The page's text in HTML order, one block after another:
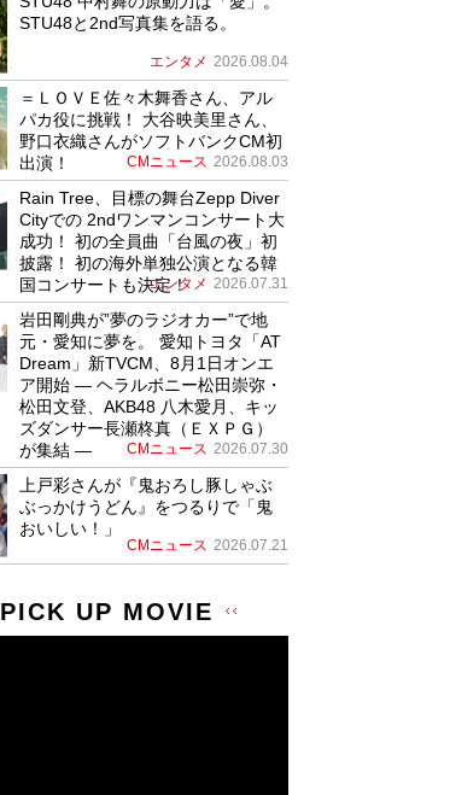
STU48と2nd写真集を語る。
エンタメ 2026.08.04
＝ＬＯＶＥ佐々木舞香さん、アル
パカ役に挑戦！ 大谷映美里さん、
野口衣織さんがソフトバンクCM初
出演！
CMニュース 2026.08.03
Rain Tree、目標の舞台Zepp Diver
Cityでの 2ndワンマンコンサート大
成功！ 初の全員曲「台風の夜」初
披露！ 初の海外単独公演となる韓
国コンサートも決定！
エンタメ 2026.07.31
岩田剛典が”夢のラジオカー”で地
元・愛知に夢を。 愛知トヨタ「AT
Dream」新TVCM、8月1日オンエ
ア開始 ― ヘラルボニー松田崇弥・
松田文登、AKB48 八木愛月、キッ
ズダンサー長瀬柊真（ＥＸＰＧ）
が集結 ―
CMニュース 2026.07.30
上戸彩さんが『鬼おろし豚しゃぶ
ぶっかけうどん』をつるりで「鬼
おいしい！」
CMニュース 2026.07.21
PICK UP MOVIE